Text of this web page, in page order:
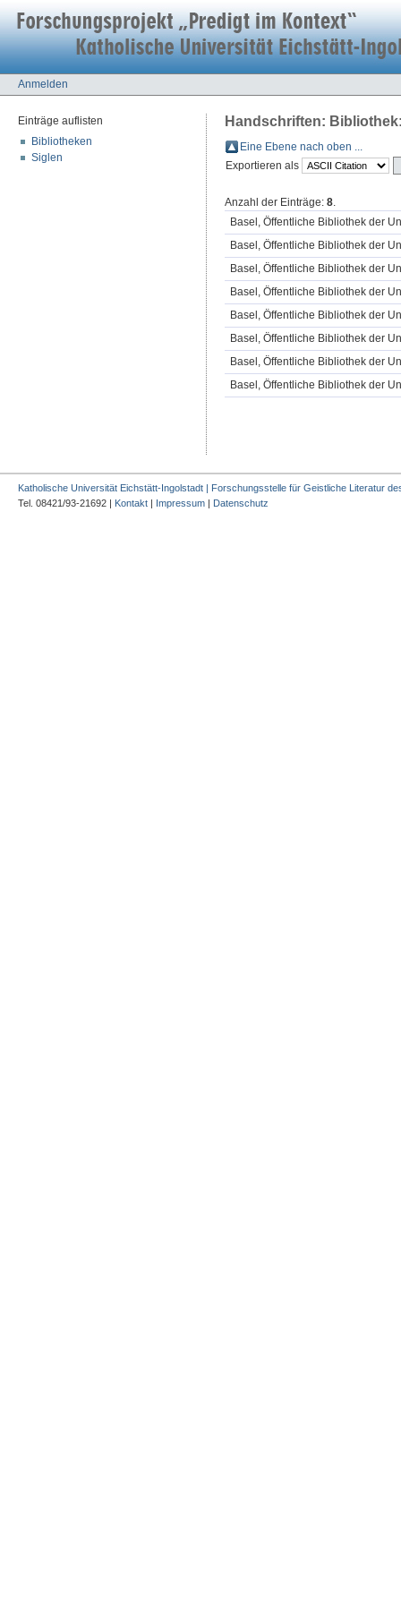
Anmelden
Einträge auflisten
Bibliotheken
Siglen
Handschriften:
Eine Ebene nach oben ...
Exportieren als
Anzahl der Einträge: 8.
Basel, Öffentliche Bibliothek der
Basel, Öffentliche Bibliothek der
Basel, Öffentliche Bibliothek der
Basel, Öffentliche Bibliothek der
Basel, Öffentliche Bibliothek der
Basel, Öffentliche Bibliothek der
Basel, Öffentliche Bibliothek der
Basel, Öffentliche Bibliothek der
Katholische Universität Eichstätt-Ingolstadt | Forschungsstelle für Geistliche Literatur
Tel. 08421/93-21692 | Kontakt | Impressum | Datenschutz